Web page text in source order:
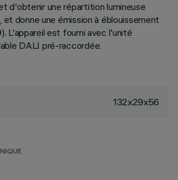
d'obtenir une répartition lumineuse
donne une émission à éblouissement
L'appareil est fourni avec l'unité
DALI pré-raccordée.
132x29x56